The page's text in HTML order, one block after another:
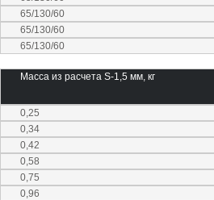
65/130/60
65/130/60
65/130/60
Масса из расчета S-1,5 мм, кг
0,25
0,34
0,42
0,58
0,75
0,96